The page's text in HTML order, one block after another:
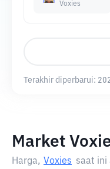
Voxies
Terakhir diperbarui:
Market
Harga, Voxies saat ini